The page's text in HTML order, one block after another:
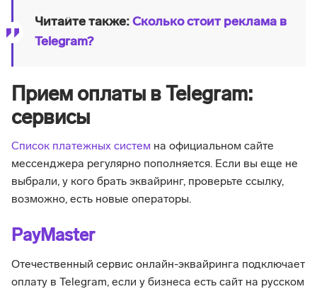
Читайте также: Сколько стоит реклама в
Telegram?
Прием оплаты в Telegram:
сервисы
Список платежных систем на официальном сайте
мессенджера регулярно пополняется. Если вы еще не
выбрали, у кого брать эквайринг, проверьте ссылку,
возможно, есть новые операторы.
PayMaster
Отечественный сервис онлайн-эквайринга подключает
оплату в Telegram, если у бизнеса есть сайт на русском